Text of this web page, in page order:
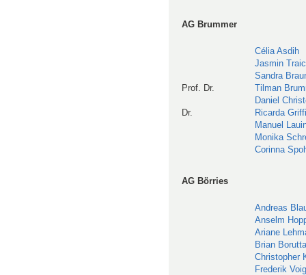
AG Brummer
Célia Asdih
Jasmin
Sandra
Prof. Dr.
Tilman
Daniel
Dr.
Ricarda
Manuel
Monika
Corinna
AG Börries
Andreas
Anselm
Ariane
Brian Borutta
Christopher
Frederik